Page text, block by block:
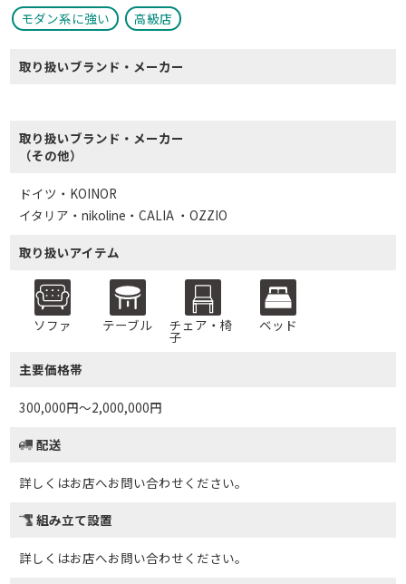
モダン系に強い 高級店
取り扱いブランド・メーカー
取り扱いブランド・メーカー
（その他）
ドイツ・KOINOR
イタリア・nikoline・CALIA ・OZZIO
取り扱いアイテム
ソファ テーブル チェア・椅
子
ベッド
主要価格帯
300,000円～2,000,000円
配送
詳しくはお店へお問い合わせください。
組み立て設置
詳しくはお店へお問い合わせください。